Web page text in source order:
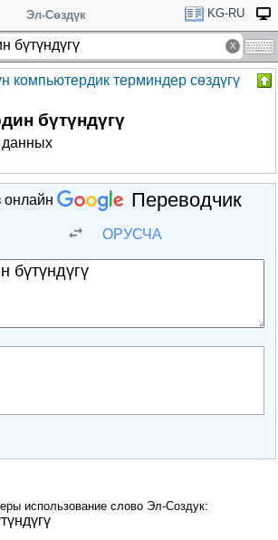
Эл-Сөздүк KG-RU
компьютердик терминдер сөздүгү
бүтүндүгү
данных
онлайн Переводчик
ОРУСЧА
использование слово Эл-Создук: